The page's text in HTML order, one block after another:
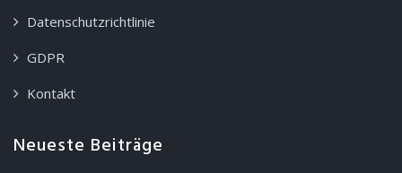
Datenschutzrichtlinie
GDPR
Kontakt
Neueste Beiträge